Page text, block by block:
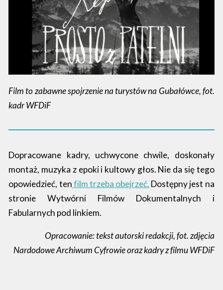
Film to zabawne spojrzenie na turystów na Gubałówce, fot.
kadr WFDiF
Dopracowane kadry, uchwycone chwile, doskonały
montaż, muzyka z epoki i kultowy głos. Nie da się tego
opowiedzieć, tenfilm trzeba obejrzeć. Dostępny jest na
stronie Wytwórni Filmów Dokumentalnych i
Fabularnych pod linkiem.
Opracowanie: tekst autorski redakcji, fot. zdjęcia
Nardodowe Archiwum Cyfrowie oraz kadry z filmu WFDiF